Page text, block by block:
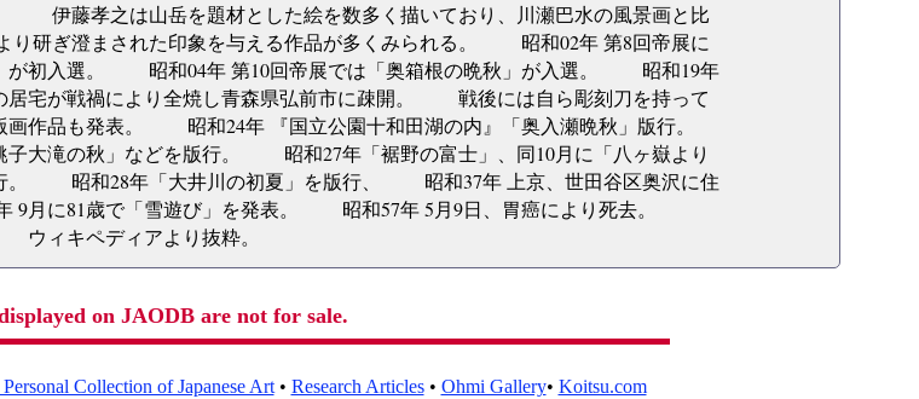
藤孝之は山岳を題材とした絵を数多く描いており、川瀬巴水の風景画と比
ぎ澄まされた印象を与える作品が多くみられる。 昭和02年 第8回帝展に
が初入選。 昭和04年 第10回帝展では「奥箱根の晩秋」が入選。 昭和19年
居宅が戦禍により全焼し青森県弘前市に疎開。 戦後には自ら彫刻刀を持って
画作品も発表。 昭和24年 『国立公園十和田湖の内』「奥入瀬晩秋」版行。
大滝の秋」などを版行。 昭和27年「裾野の富士」、同10月に「八ヶ嶽より
。 昭和28年「大井川の初夏」を版行、 昭和37年 上京、世田谷区奥沢に住
に81歳で「雪遊び」を発表。 昭和57年 5月9日、胃癌により死去。
ィアより抜粋。
on JAODB are not for sale.
Collection of Japanese Art• Research Articles• Ohmi Gallery• Koitsu.com